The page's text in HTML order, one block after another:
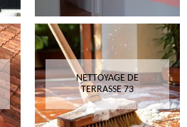
NETTOYAGE DE
TERRASSE 73